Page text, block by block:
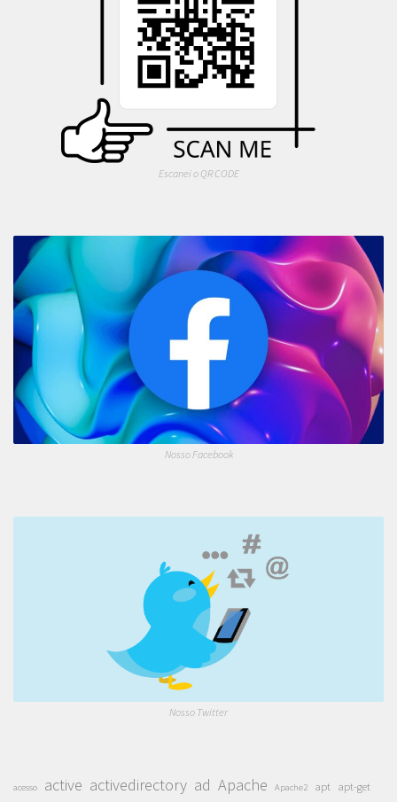
Escanei o QR CODE
Nosso Facebook
Nosso Twitter
acesso active activedirectory ad Apache Apache2 apt apt-get